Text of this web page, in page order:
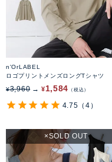
n'OrLABEL
ロゴプリントメンズロングTシャツ
¥3,960 ¥1,584 税込
4.75 （4）
SOLD OUT